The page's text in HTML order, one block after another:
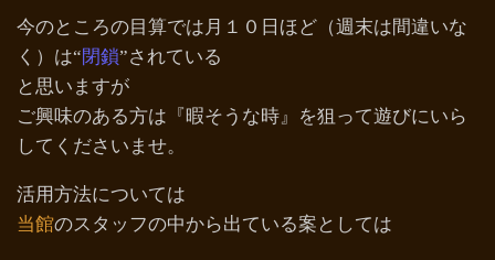
今のところの目算では月１０日ほど（週末は間違いな
く）は“閉鎖”されている
と思いますが
ご興味のある方は『暇そうな時』を狙って遊びにいら
してくださいませ。
活用方法については
当館のスタッフの中から出ている案としては